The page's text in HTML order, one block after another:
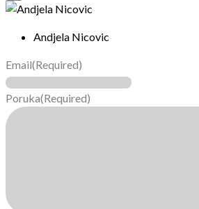
Andjela Nicovic
Email(Required)
Poruka(Required)